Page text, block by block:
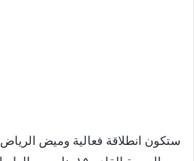
ستكون انطلاقة فعالية وميض